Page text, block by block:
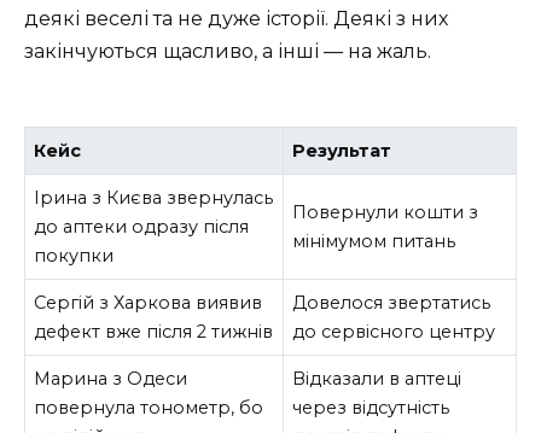
деякі веселі та не дуже історії. Деякі з них
закінчуються щасливо, а інші — на жаль.
Кейс Результат
Ірина з Києва звернулась
до аптеки одразу після
покупки
Повернули кошти з
мінімумом питань
Сергій з Харкова виявив
дефект вже після 2 тижнів
Довелося звертатись
до сервісного центру
Марина з Одеси
повернула тонометр, бо
Відказали в аптеці
через відсутність